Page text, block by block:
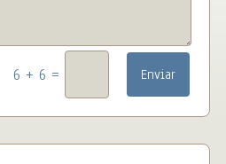
6 + 6 = Enviar